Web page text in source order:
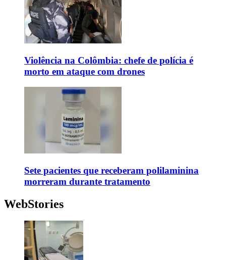
Violência na Colômbia: chefe de polícia é
morto em ataque com drones
Sete pacientes que receberam polilaminina
morreram durante tratamento
WebStories